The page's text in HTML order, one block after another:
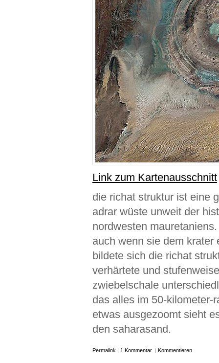
Link zum Kartenausschnitt
die richat struktur ist eine
adrar wüste unweit der
nordwesten mauretaniens.
auch wenn sie dem krater
bildete sich die richat
verhärtete und
zwiebelschale
das alles im 50-kilometer-
etwas ausgezoomt sieht
den saharasand.
Permalink | 1 Kommentar | Kommentieren